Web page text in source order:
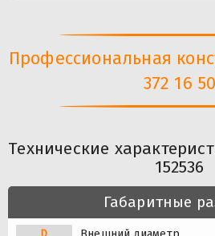
Профессиональная
372 16 50
Технические
152536
Габаритные